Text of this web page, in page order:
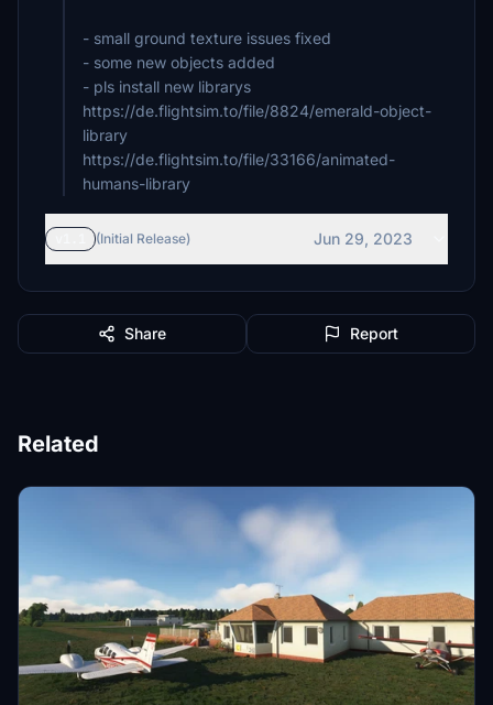
- small ground texture issues fixed
- some new objects added
- pls install new librarys
https://de.flightsim.to/file/8824/emerald-object-
library
https://de.flightsim.to/file/33166/animated-
humans-library
(Initial Release) Jun 29, 2023
Share Report
Related